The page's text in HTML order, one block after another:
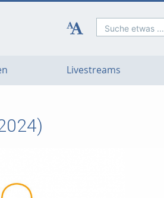
Suche etwas ...
Livestreams